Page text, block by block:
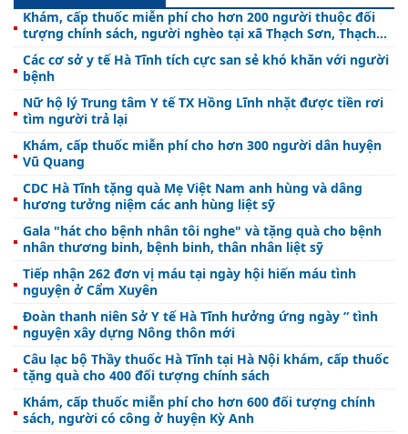
Khám, cấp thuốc miễn phí cho hơn 200 người thuộc đối
tượng chính sách, người nghèo tại xã Thạch Sơn, Thạch
Hà
Các cơ sở y tế Hà Tĩnh tích cực san sẻ khó khăn với người
bệnh
Nữ hộ lý Trung tâm Y tế TX Hồng Lĩnh nhặt được tiền rơi
tìm người trả lại
Khám, cấp thuốc miễn phí cho hơn 300 người dân huyện
Vũ Quang
CDC Hà Tĩnh tặng quà Mẹ Việt Nam anh hùng và dâng
hương tưởng niệm các anh hùng liệt sỹ
Gala "hát cho bệnh nhân tôi nghe" và tặng quà cho bệnh
nhân thương binh, bệnh binh, thân nhân liệt sỹ
Tiếp nhận 262 đơn vị máu tại ngày hội hiến máu tình
nguyện ở Cẩm Xuyên
Đoàn thanh niên Sở Y tế Hà Tĩnh hưởng ứng ngày “ tình
nguyện xây dựng Nông thôn mới
Câu lạc bộ Thầy thuốc Hà Tĩnh tại Hà Nội khám, cấp thuốc
tặng quà cho 400 đối tượng chính sách
Khám, cấp thuốc miễn phí cho hơn 600 đối tượng chính
sách, người có công ở huyện Kỳ Anh